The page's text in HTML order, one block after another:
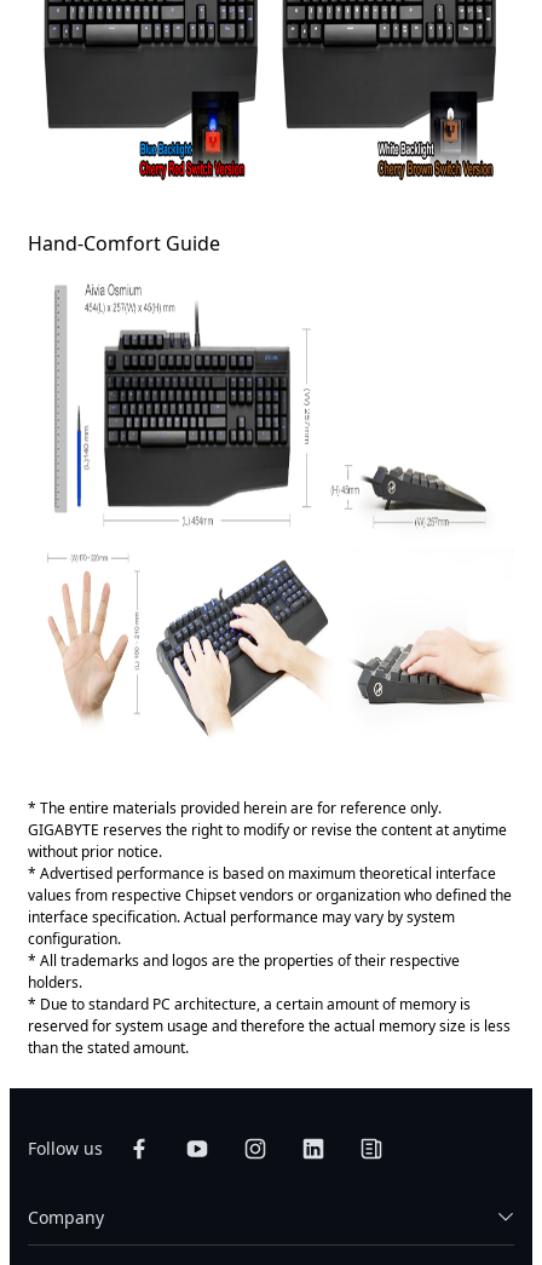
Hand-Comfort Guide
* The entire materials provided herein are for reference only.
GIGABYTE reserves the right to modify or revise the content at anytime
without prior notice.
* Advertised performance is based on maximum theoretical interface
values from respective Chipset vendors or organization who defined the
interface specification. Actual performance may vary by system
configuration.
* All trademarks and logos are the properties of their respective
holders.
* Due to standard PC architecture, a certain amount of memory is
reserved for system usage and therefore the actual memory size is less
than the stated amount.
Follow us
Company